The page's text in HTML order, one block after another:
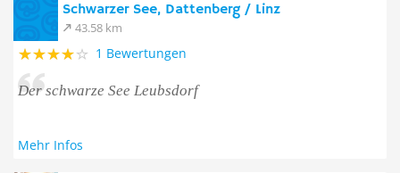
Schwarzer See, Dattenberg / Linz
43.58 km
1 Bewertungen
Der schwarze See Leubsdorf
Mehr Infos